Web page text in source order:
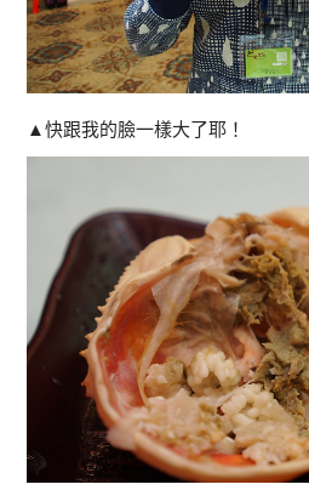
▲快跟我的臉一樣大了耶！